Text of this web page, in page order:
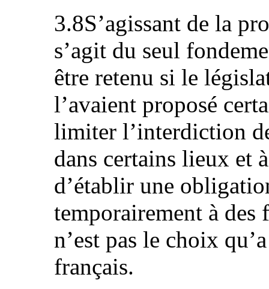
3.8S’agissant de la
s’agit du seul
être retenu si le
l’avaient proposé
limiter l’interdiction
dans certains lieux et
d’établir une
temporairement à
n’est pas le choix
français.